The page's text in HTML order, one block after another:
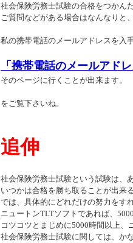
社会保険労務士試験の合格をつかん
ご質問などがある場合はなんなりと
私の携帯電話のメールアドレスを入
「携帯電話のメールアド
そのページに行くことが出来ます。
をご覧下さいね。
追伸
社会保険労務士試験という試験は、
いつかは合格を勝ち取ることが出来
では、具体的にどれだけの努力をす
ニュートンTLTソフトであれば、
コツコツとまじめに5000時間以上
社会保険労務士試験に関しては、か